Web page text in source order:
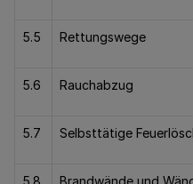
5.5 Rettungswege
5.6 Rauchabzug
5.7 Selbsttätige
5.8
Brandwände und